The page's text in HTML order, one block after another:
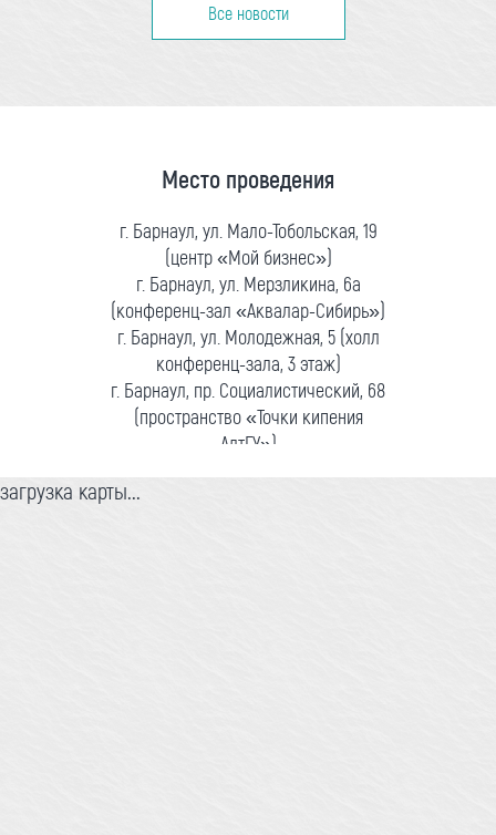
Все новости
Место проведения
г. Барнаул, ул. Мало-Тобольская, 19
(центр «Мой бизнес»)
г. Барнаул, ул. Мерзликина, 6а
(конференц-зал «Аквалар-Сибирь»)
г. Барнаул, ул. Молодежная, 5 (холл
конференц-зала, 3 этаж)
г. Барнаул, пр. Социалистический, 68
(пространство «Точки кипения
АлтГУ»)
загрузка карты...